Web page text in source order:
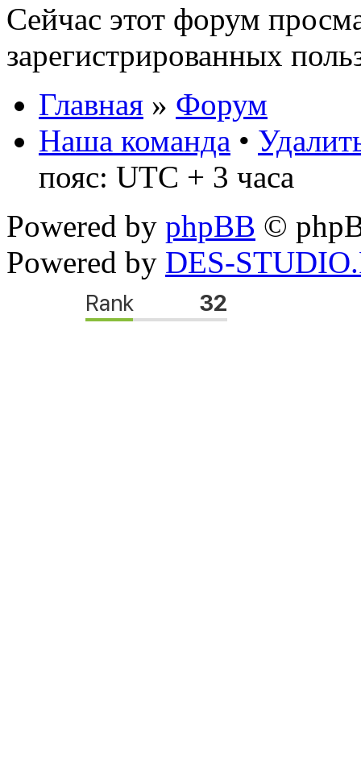
Сейчас этот форум
зарегистрированных
Главная » Форум
Наша команда •
пояс: UTC + 3 часа
Powered by phpBB ©
Powered by DES-